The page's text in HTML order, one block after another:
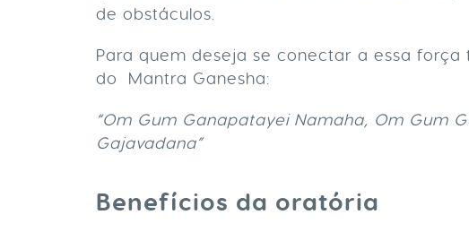
de obstáculos.
Para quem deseja se conectar a essa
do Mantra Ganesha:
“Om Gum Ganapatayei Namaha, Om Gum
Gajavadana”
Benefícios da oratória